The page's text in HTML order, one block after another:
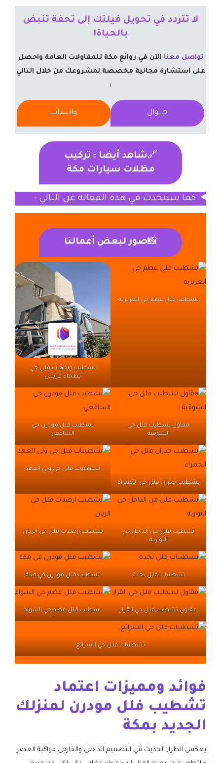
​لا تتردد في تحويل فيلتك إلى تحفة تنبض
بالحياة!
تواصل معنا الآن في روائع مكة للمقاولات العامة واحصل
على استشارة مجانية مخصصة لمشروعك من خلال التالي
:
جــــوال واتساب
🔗شاهد أيضا : تركيب
مظلات سيارات مكة
كما سنتحدث في هذه المقالة عن التالي :
📸صور لبعض أعمالنا
تشطيب فلل عظم حي العزيزيه
تشطيب واجهات فلل حي
بطحاء قريش
مقاول تشطيب فلل حي
الشوقية
تشطيب فلل مودرن حي
الشافعي
تشطيب جدران فلل حي الحمراء
تشطيبات فلل حي ولي العهد
تشطيب فلل من الداخل حي
النواريه
تشطيب ارضيات فلل حي الريان
تشطيبات فلل بجدة تشطيب فلل مودرن في مكة
مقاول تشطيب فلل حي القزاز تشطيب فلل عظم حي الشوام
تشطيبات فلل حي الشرائع
فوائد ومميزات اعتماد
تشطيب فلل مودرن لمنزلك
الجديد بمكة
​يعكس الطراز الحديث في التصميم الداخلي والخارجي مواكبة العصر